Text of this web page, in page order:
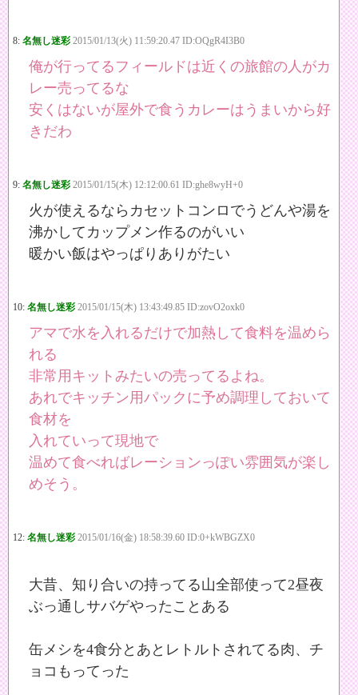
8: 名無し迷彩 2015/01/13(火) 11:59:20.47 ID:OQgR4I3B0
俺が行ってるフィールドは近くの旅館の人がカ
レー売ってるな
安くはないが屋外で食うカレーはうまいから好
きだわ
9: 名無し迷彩 2015/01/15(木) 12:12:00.61 ID:ghe8wyH+0
火が使えるならカセットコンロでうどんや湯を
沸かしてカップメン作るのがいい
暖かい飯はやっぱりありがたい
10: 名無し迷彩 2015/01/15(木) 13:43:49.85 ID:zovO2oxk0
アマで水を入れるだけで加熱して食料を温めら
れる
非常用キットみたいの売ってるよね。
あれでキッチン用パックに予め調理しておいて
食材を
入れていって現地で
温めて食べればレーションっぽい雰囲気が楽し
めそう。
12: 名無し迷彩 2015/01/16(金) 18:58:39.60 ID:0+kWBGZX0
大昔、知り合いの持ってる山全部使って2昼夜
ぶっ通しサバゲやったことある
缶メシを4食分とあとレトルトされてる肉、チ
ョコもってった